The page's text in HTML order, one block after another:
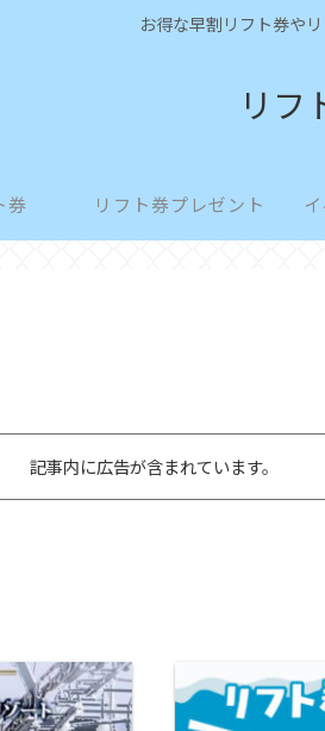
お得な早割リフト券や
リフ
券 リフト券プレゼント
記事内に広告が含まれています。